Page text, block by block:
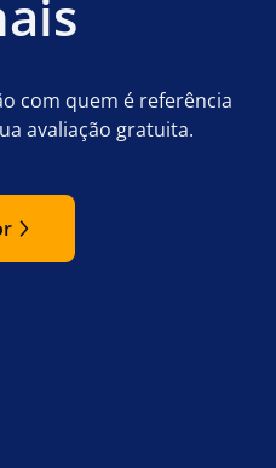
com quem é referência
avaliação gratuita.